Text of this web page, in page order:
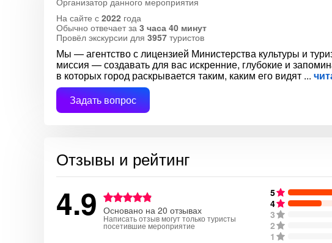
На сайте с 2022 года
Обычно отвечает за 3 часа 40 минут
Провёл экскурсии для 3957 туристов
Мы — агентство с лицензией Министерства культуры и
миссия — создавать для вас искренние, глубокие и
в которых город раскрывается таким, каким его видят
Задать вопрос
Отзывы и рейтинг
4.9 Основано на 20 отзывах
Написать отзыв могут только туристы
посетившие мероприятие
5
4
3
2
1